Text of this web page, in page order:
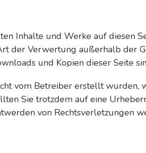
Inhalte und Werke auf diesen
der Verwertung außerhalb der
und Kopien dieser Seite
vom Betreiber erstellt
Sie trotzdem auf eine
von Rechtsverletzungen